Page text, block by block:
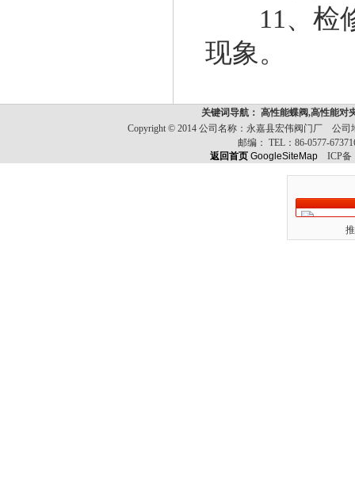
11、检修
现象。
关键词导航： 高性能蝶阀,高性能对
Copyright © 2014 公司名称：永嘉县宏伟阀门厂 公
邮编： TEL： 86-0577-
返回首页 GoogleSiteMap ICP备